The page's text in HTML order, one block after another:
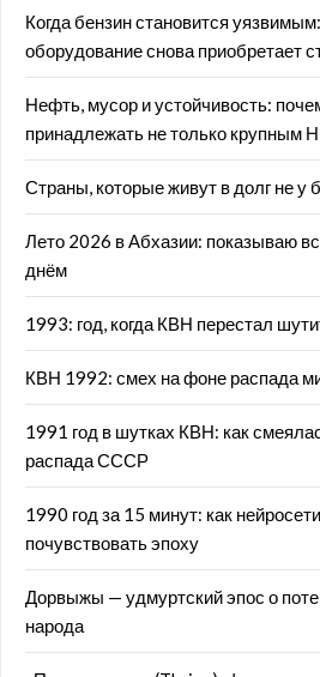
Когда бензин становится
оборудование снова приобретает
Нефть, мусор и устойчивость:
принадлежать не только крупным
Страны, которые живут в долг не у
Лето 2026 в Абхазии: показываю
днём
1993: год, когда КВН перестал
КВН 1992: смех на фоне распада
1991 год в шутках КВН: как
распада СССР
1990 год за 15 минут: как
почувствовать эпоху
Дорвыжы — удмуртский эпос о
народа